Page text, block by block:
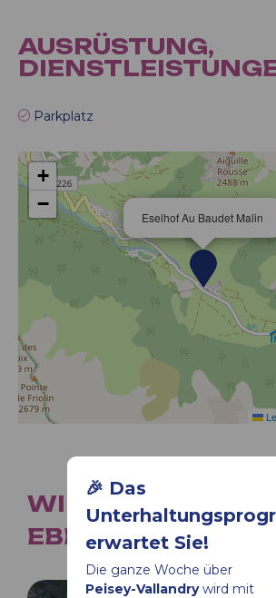
🎉 Das
erwartet Sie!
Die ganze Woche über
Peisey-Vallandrywird mit
AUSRÜSTUNG,
Parkplatz
Eselhof Au Baudet Malin
+
−
WIR EMPFEHLEN
EBENFALLS